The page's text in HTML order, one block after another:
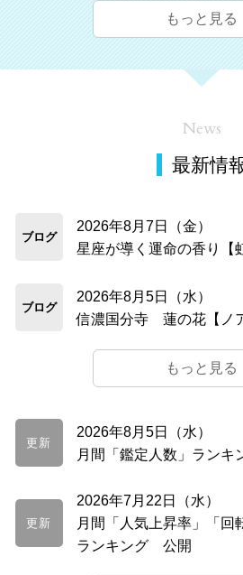
もっと見る
News
最新情
ブログ
2026年8月7日（金）
星座が導く運命の香り【
ブログ
2026年8月5日（水）
信濃国分寺 蓮の花【ノ
もっと見る
更新
2026年8月5日（水）
月間「鑑定人数」ラン
更新
2026年7月22日（水）
月間「人気上昇率」「回
ランキング 公開